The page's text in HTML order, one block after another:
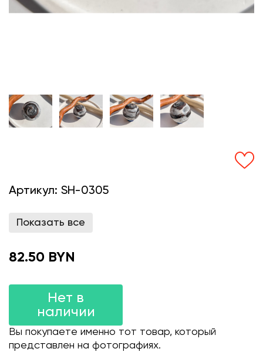
Артикул: SH-0305
Показать все
82.50 BYN
Нет в
наличии
Вы покупаете именно тот товар, который
представлен на фотографиях.